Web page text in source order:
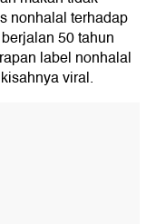
nonhalal terhadap
50 tahun
label nonhalal
viral.